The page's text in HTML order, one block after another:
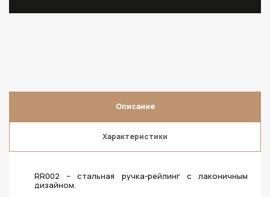
Описание
Характеристики
RR002 – стальная ручка-рейлинг с лаконичным
дизайном.